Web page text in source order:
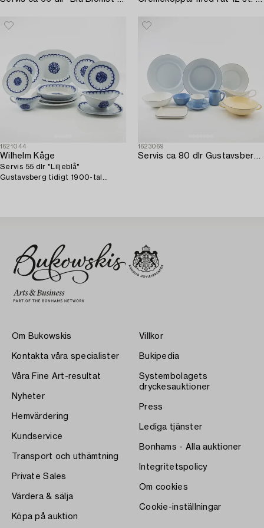
1621044
Wilhelm Kåge
Servis 55 dlr "Liljeblå"
Gustavsberg tidigt 1900-tal
1623069
Servis ca 80 dlr Gustavsberg porslin 2000-tal.
Om Bukowskis
Kontakta våra specialister
Våra Fine Art-resultat
Nyheter
Hemvärdering
Kundservice
Transport och uthämtning
Private Sales
Värdera & sälja
Köpa på auktion
Villkor
Bukipedia
Systembolagets
dryckesauktioner
Press
Lediga tjänster
Bonhams - Alla auktioner
Integritetspolicy
Om cookies
Cookie-inställningar